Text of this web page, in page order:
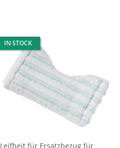
IN STOCK
Leifheit für Ersatzbezug für